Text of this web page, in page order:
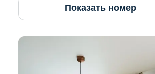
Показать номер